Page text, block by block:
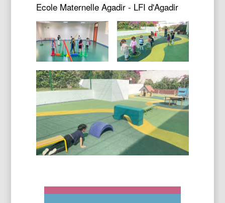
Ecole Maternelle Agadir - LFI d'Agadir